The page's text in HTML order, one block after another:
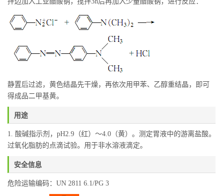
静置后过滤，黄色结晶先干燥，再依次用甲苯、乙醇重结晶，即可
得成品二甲基黄。
用途
1. 酸碱指示剂，pH2.9（红）～4.0（黄）。测定胃液中的游离盐酸。
过氧化脂肪的点滴试验。 用于非水溶液滴定。
安全信息
危险运输编码：UN 2811 6.1/PG 3